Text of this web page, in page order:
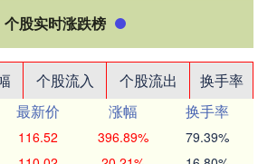
个股实时涨跌榜
个股流入 个股流出
换手率
最新价 涨幅
换手率
116.52 396.89% 79.39%